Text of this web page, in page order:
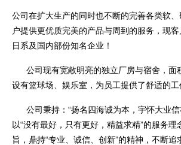
公司在扩大生产的同时也不断的完善各类软
户提供更优质完美的产品与周到的服务，现客
日系及国内部份知名企业！
公司现有宽敞明亮的独立厂房与宿舍，面
设有篮球场、娱乐室，为员工提供了舒适的工
公司秉持：“扬名四海诚为本，宇怀大业信
以“没有最好，只有更好，精益求精”的服务
旨，鼎持“专业、诚信、创新”的精神，不断